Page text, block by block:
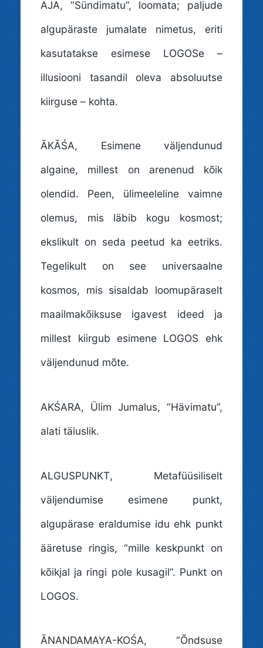
AJA, “Sündimatu”, loomata; paljude
algupäraste jumalate nimetus, eriti
kasutatakse esimese LOGOSe –
illusiooni tasandil oleva absoluutse
kiirguse – kohta.
ĀKĀŚA, Esimene väljendunud
algaine, millest on arenenud kõik
olendid. Peen, ülimeeleline vaimne
olemus, mis läbib kogu kosmost;
ekslikult on seda peetud ka eetriks.
Tegelikult on see universaalne
kosmos, mis sisaldab loomupäraselt
maailmakõiksuse igavest ideed ja
millest kiirgub esimene LOGOS ehk
väljendunud mõte.
AKŚARA, Ülim Jumalus, “Hävimatu”,
alati täiuslik.
ALGUSPUNKT, Metafüüsiliselt
väljendumise esimene punkt,
algupärase eraldumise idu ehk punkt
ääretuse ringis, “mille keskpunkt on
kõikjal ja ringi pole kusagil”. Punkt on
LOGOS.
ĀNANDAMAYA-KOŚA, “Õndsuse